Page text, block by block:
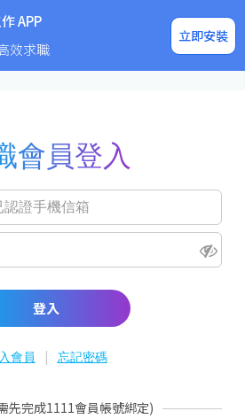
APP
效求職
立即安裝
企業求才
會員登入
登入
會員 | 忘記密碼
先完成1111會員帳號綁定)